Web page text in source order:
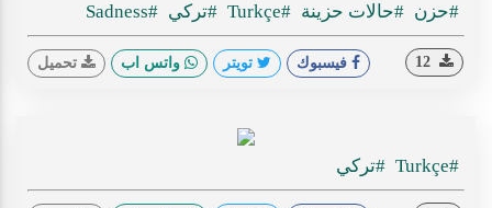
#حزن #حالات حزينة #Turkçe #تركي #Sadness
فيسبوك تويتر واتس اب تحميل
#Turkçe #تركي